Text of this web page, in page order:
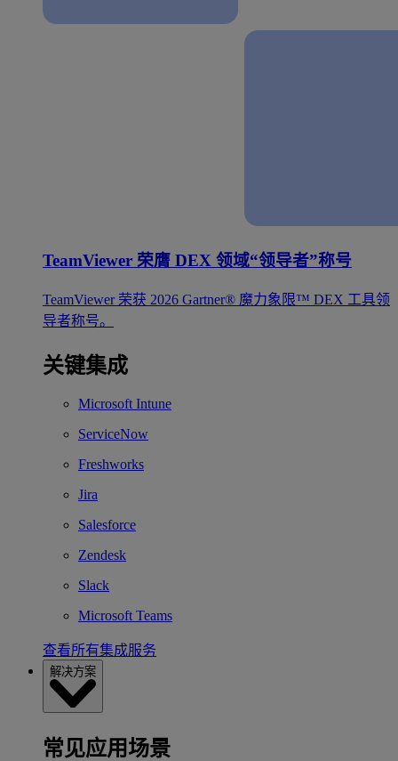
TeamViewer 荣膺 DEX 领域“领导者”称号
TeamViewer 荣获 2026 Gartner® 魔力象限™ DEX 工具领
导者称号。
关键集成
Microsoft Intune
ServiceNow
Freshworks
Jira
Salesforce
Zendesk
Slack
Microsoft Teams
查看所有集成服务
解决方案
常见应用场景